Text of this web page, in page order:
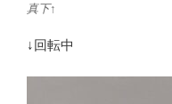
真下↑
↓回転中